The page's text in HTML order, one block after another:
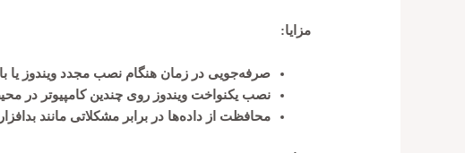
مزایا:
صرفه‌جویی در زمان هنگام نصب مجدد ویندوز یا
نصب یکنواخت ویندوز روی چندین کامپیوتر در
محافظت از داده‌ها در برابر مشکلاتی مانند